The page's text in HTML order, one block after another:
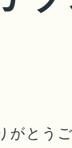
がとう